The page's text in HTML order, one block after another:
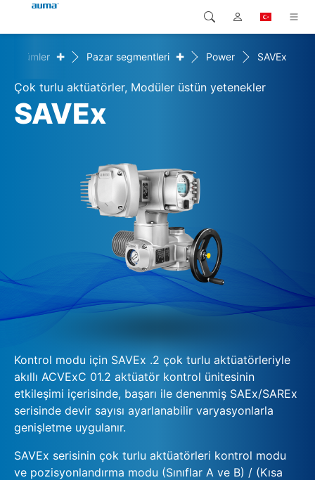
Ürünler
Çözümler
İrtibat kurulacak kişi
Global
Avrupa
Kuzey Amerika
Arama
Çözümler + Pazar segmentleri + Power SAVEx
Çok turlu aktüatörler, Modüler üstün yetenekler
SAVEx
Kontrol modu için SAVEx .2 çok turlu aktüatörleriyle
akıllı ACVExC 01.2 aktüatör kontrol ünitesinin
etkileşimi içerisinde, başarı ile denenmiş SAEx/SAREx
serisinde devir sayısı ayarlanabilir varyasyonlarla
genişletme uygulanır.
SAVEx serisinin çok turlu aktüatörleri kontrol modu
ve pozisyonlandırma modu (Sınıflar A ve B) / (Kısa